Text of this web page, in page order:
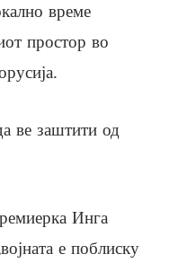
време
простор во
ве заштити од
Инга
е поблиску